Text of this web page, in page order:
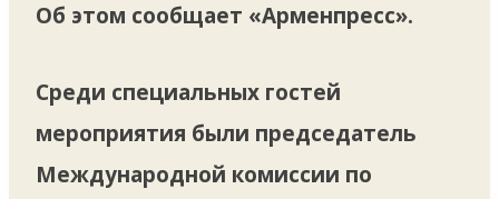
Об этом сообщает «Арменпресс».
Среди специальных гостей
мероприятия были председатель
Международной комиссии по